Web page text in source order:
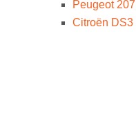
Peugeot 207
Citroën DS3